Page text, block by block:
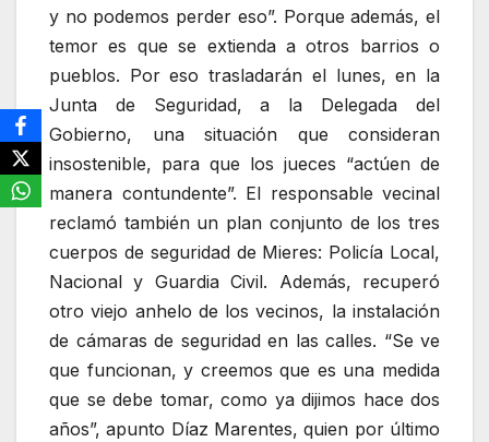
y no podemos perder eso”. Porque además, el
temor es que se extienda a otros barrios o
pueblos. Por eso trasladarán el lunes, en la
Junta de Seguridad, a la Delegada del
Gobierno, una situación que consideran
insostenible, para que los jueces “actúen de
manera contundente”. El responsable vecinal
reclamó también un plan conjunto de los tres
cuerpos de seguridad de Mieres: Policía Local,
Nacional y Guardia Civil. Además, recuperó
otro viejo anhelo de los vecinos, la instalación
de cámaras de seguridad en las calles. “Se ve
que funcionan, y creemos que es una medida
que se debe tomar, como ya dijimos hace dos
años”, apunto Díaz Marentes, quien por último